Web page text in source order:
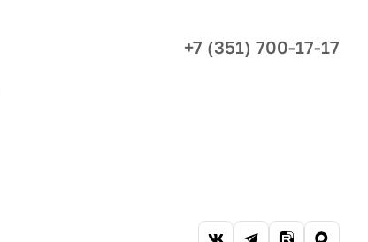
+7 (351) 700-17-17